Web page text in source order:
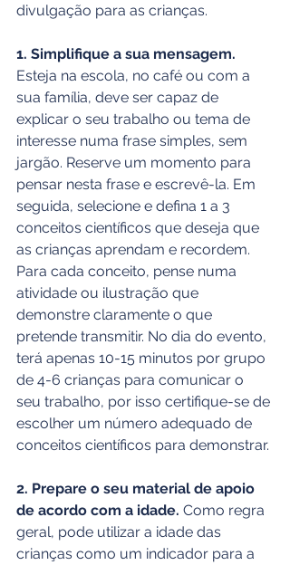
divulgação para as crianças.
1. Simplifique a sua mensagem.
Esteja na escola, no café ou com a
sua família, deve ser capaz de
explicar o seu trabalho ou tema de
interesse numa frase simples, sem
jargão. Reserve um momento para
pensar nesta frase e escrevê-la. Em
seguida, selecione e defina 1 a 3
conceitos científicos que deseja que
as crianças aprendam e recordem.
Para cada conceito, pense numa
atividade ou ilustração que
demonstre claramente o que
pretende transmitir. No dia do evento,
terá apenas 10-15 minutos por grupo
de 4-6 crianças para comunicar o
seu trabalho, por isso certifique-se de
escolher um número adequado de
conceitos científicos para demonstrar.
2. Prepare o seu material de apoio
de acordo com a idade. Como regra
geral, pode utilizar a idade das
crianças como um indicador para a